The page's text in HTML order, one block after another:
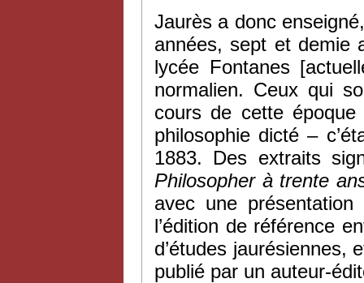
Jaurès a donc
années, sept et demie
lycée Fontanes
normalien. Ceux qui
cours de cette
philosophie dicté –
1883. Des extraits
Philosopher à trente
avec une présentation
l’édition de référence
d’études jaurésiennes,
publié par un auteur-